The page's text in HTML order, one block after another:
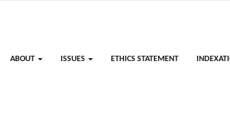
ABOUT ISSUES ETHICS STATEMENT